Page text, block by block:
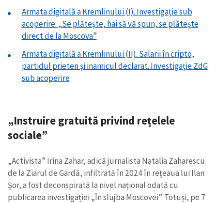
Armata digitală a Kremlinului (I). Investigație sub
acoperire. „Se plătește, hai să vă spun, se plătește
direct de la Moscova”
Armata digitală a Kremlinului (II). Salarii în cripto,
partidul prieten și inamicul declarat. Investigație ZdG
sub acoperire
„Instruire gratuită privind rețelele
sociale”
„Activista” Irina Zahar, adică jurnalista Natalia Zaharescu
de la Ziarul de Gardă, infiltrată în 2024 în rețeaua lui Ilan
Șor, a fost deconspirată la nivel național odată cu
publicarea investigației „În slujba Moscovei”. Totuși, pe 7